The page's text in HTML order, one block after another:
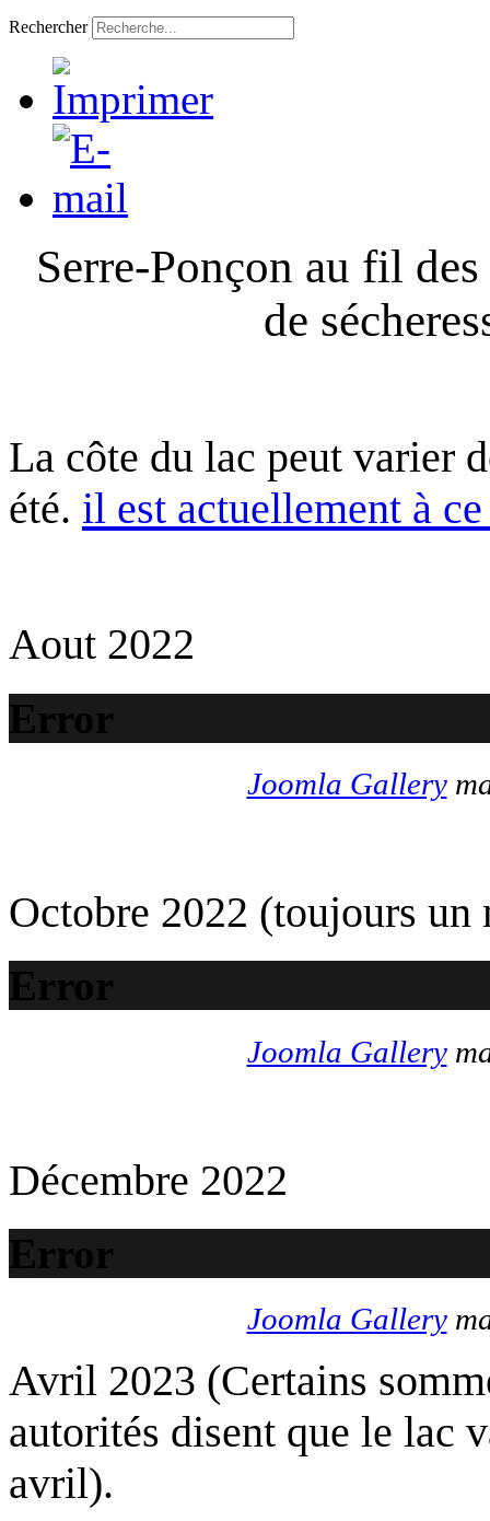
Rechercher
Serre-Ponçon au fil
de
La côte du lac peut varier
été. il est actuellement à
Aout 2022
Error
Joomla Gallery
Octobre 2022 (toujours un
Error
Joomla Gallery
Décembre 2022
Error
Joomla Gallery
Avril 2023 (Certains
autorités disent que le lac
avril).